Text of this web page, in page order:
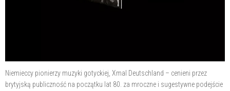
Niemieccy pionierzy muzyki gotyckiej, Xmal Deutschland – cenieni przez
brytyjską publiczność na początku lat 80. za mroczne i sugestywne podejście